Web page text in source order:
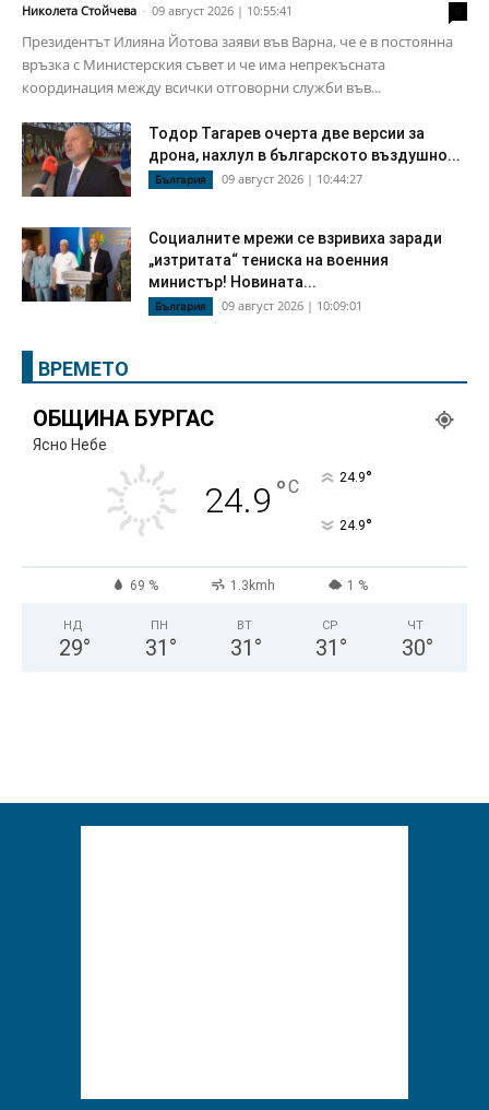
Николета Стойчева - 09 август 2026 | 10:55:41
Президентът Илияна Йотова заяви във Варна, че е в постоянна
връзка с Министерския съвет и че има непрекъсната
координация между всички отговорни служби във...
Тодор Тагарев очерта две версии за
дрона, нахлул в българското въздушно...
България 09 август 2026 | 10:44:27
Социалните мрежи се взривиха заради
„изтритата“ тениска на военния
министър! Новината...
България 09 август 2026 | 10:09:01
ВРЕМЕТО
ОБЩИНА БУРГАС
Ясно Небе
24.9 °C 24.9°
24.9°
69 % 1.3kmh 1 %
НД
29°
ПН
31 °
ВТ
31 °
СР
31 °
ЧТ
30°